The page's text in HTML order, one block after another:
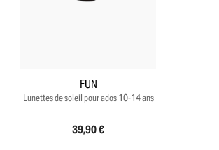
FUN
Lunettes de soleil pour ados 10-14 ans
39,90 €